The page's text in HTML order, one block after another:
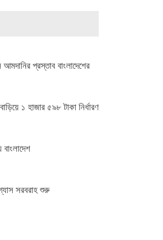
প্রস্তাব বাংলাদেশের
১ হাজার ৫৯৮ টাকা নির্ধারণ
সরবরাহ শুরু